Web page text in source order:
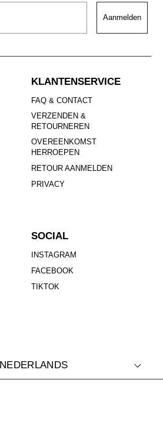
Aanmelden
KLANTENSERVICE
FAQ & CONTACT
VERZENDEN &
RETOURNEREN
OVEREENKOMST
HERROEPEN
RETOUR AANMELDEN
PRIVACY
SOCIAL
INSTAGRAM
FACEBOOK
TIKTOK
NEDERLANDS